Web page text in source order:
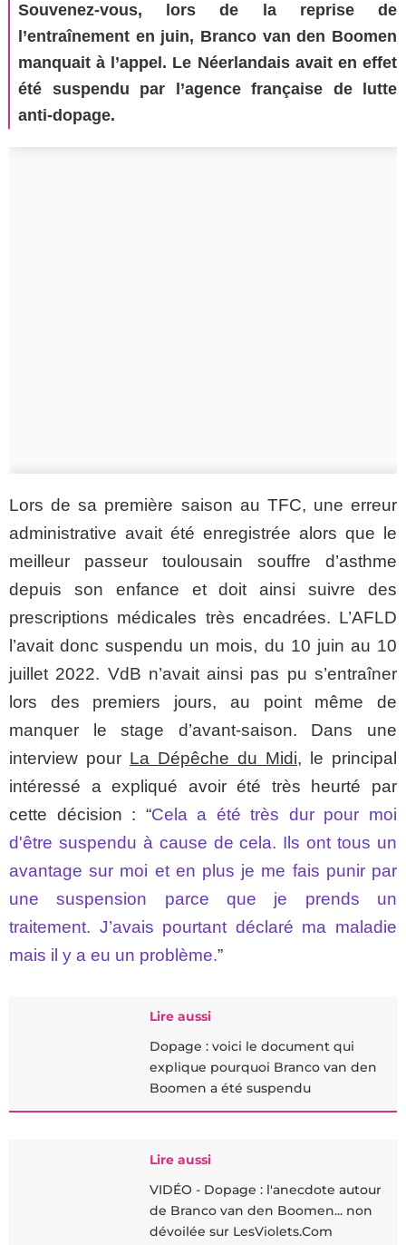
Souvenez-vous, lors de la reprise de
l’entraînement en juin, Branco van den Boomen
manquait à l’appel. Le Néerlandais avait en effet
été suspendu par l’agence française de lutte
anti-dopage.
Lors de sa première saison au TFC, une erreur
administrative avait été enregistrée alors que le
meilleur passeur toulousain souffre d’asthme
depuis son enfance et doit ainsi suivre des
prescriptions médicales très encadrées. L’AFLD
l’avait donc suspendu un mois, du 10 juin au 10
juillet 2022. VdB n’avait ainsi pas pu s’entraîner
lors des premiers jours, au point même de
manquer le stage d’avant-saison. Dans une
interview pour La Dépêche du Midi, le principal
intéressé a expliqué avoir été très heurté par
cette décision : “Cela a été très dur pour moi
d'être suspendu à cause de cela. Ils ont tous un
avantage sur moi et en plus je me fais punir par
une suspension parce que je prends un
traitement. J’avais pourtant déclaré ma maladie
mais il y a eu un problème.”
Lire aussi
Dopage : voici le document qui
explique pourquoi Branco van den
Boomen a été suspendu
Lire aussi
VIDÉO - Dopage : l'anecdote autour
de Branco van den Boomen... non
dévoilée sur LesViolets.Com